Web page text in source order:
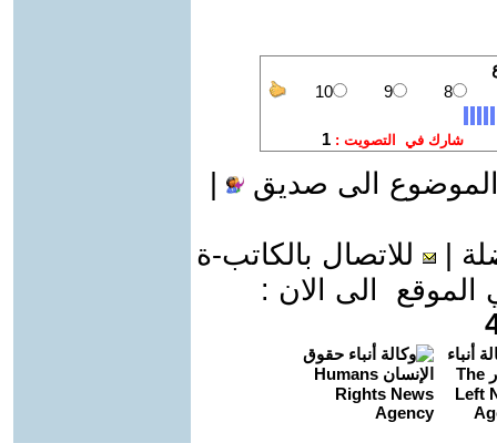
الى صديق
للاتصال بالكاتب-ة
الى الان :